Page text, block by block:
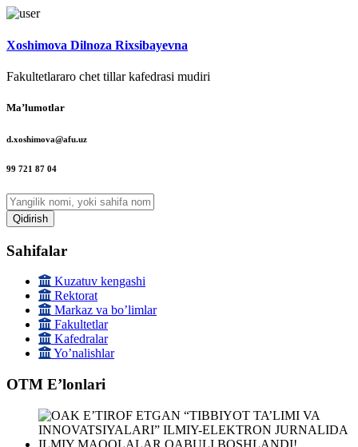
Xoshimova Dilnoza Rixsibayevna
Fakultetlararo chet tillar kafedrasi mudiri
Maʼlumotlar
d.xoshimova@afu.uz
99 721 87 04
Qidirish
Sahifalar
Kuzatuv kengashi
Rektorat
Markaz va boʼlimlar
Fakultetlar
Kafedralar
Yoʼnalishlar
OTM Eʼlonlari